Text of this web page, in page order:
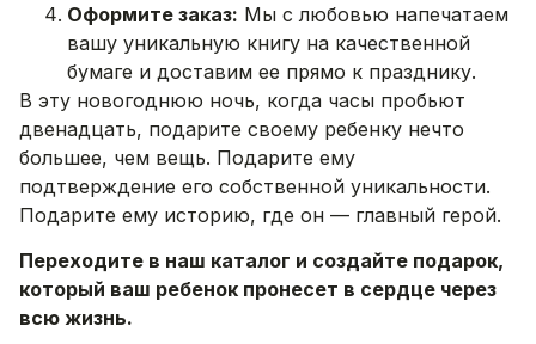
Оформите заказ: Мы с любовью напечатаем
вашу уникальную книгу на качественной
бумаге и доставим ее прямо к празднику.
В эту новогоднюю ночь, когда часы пробьют
двенадцать, подарите своему ребенку нечто
большее, чем вещь. Подарите ему
подтверждение его собственной уникальности.
Подарите ему историю, где он — главный герой.
Переходите в наш каталог и создайте подарок,
который ваш ребенок пронесет в сердце через
всю жизнь.